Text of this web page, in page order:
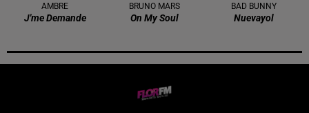
AMBRE
J'me Demande
BRUNO MARS
On My Soul
BAD BUNNY
Nuevayol